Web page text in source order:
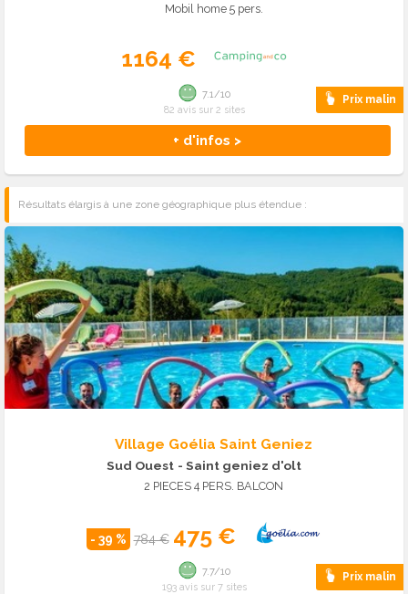
Mobil home 5 pers.
1164 €
Prix malin
+ d'infos >
7.1/10
82 avis sur 2 sites
Résultats élargis à une zone géographique plus étendue :
Village Goélia Saint Geniez
Sud Ouest - Saint geniez d'olt
2 PIECES 4 PERS. BALCON
- 39 % 784 € 475 €
Prix malin
7.7/10
193 avis sur 7 sites